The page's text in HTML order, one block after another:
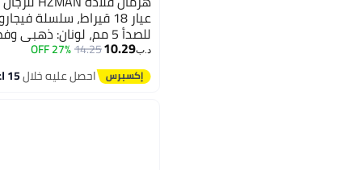
عيار 18 قيراط، سلسلة
للصدأ 5 مم، لونان:
من الفولاذ المقاوم للصدأ، 20)
د.ب‏10.29
14.25
27% OFF
احصل عليه خلال15 اغسطس